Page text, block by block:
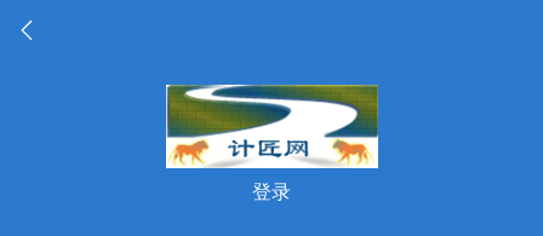
登录